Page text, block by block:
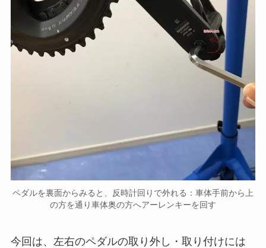
ペダルを裏面からみると、反時計回りで外れる：車体手前から上
の方を通り車体奥の方へアーレンキーを回す
今回は、左右のペダルの取り外し・取り付けには